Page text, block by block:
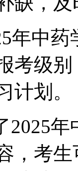
年中
考级
计划。
2025
，考